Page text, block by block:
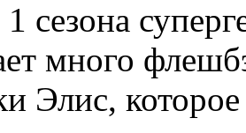
сезона
много
Элис,